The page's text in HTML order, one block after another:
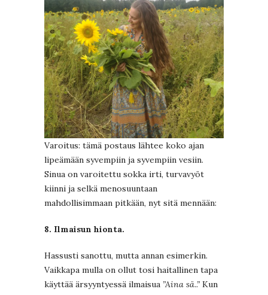
Varoitus: tämä postaus lähtee koko ajan
lipeämään syvempiin ja syvempiin vesiin.
Sinua on varoitettu sokka irti, turvavyöt
kiinni ja selkä menosuuntaan
mahdollisimmaan pitkään, nyt sitä mennään:
8. Ilmaisun hionta.
Hassusti sanottu, mutta annan esimerkin.
Vaikkapa mulla on ollut tosi haitallinen tapa
käyttää ärsyyntyessä ilmaisua ”Aina sä..” Kun